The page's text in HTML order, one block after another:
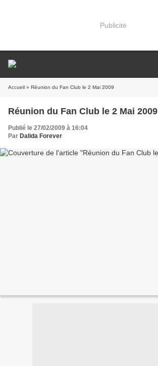
Publicité
Accueil » Réunion du Fan Club le 2 Mai 2009
Réunion du Fan Club le 2 Mai 2009
Publié le 27/02/2009 à 16:04
Par Dalida Forever